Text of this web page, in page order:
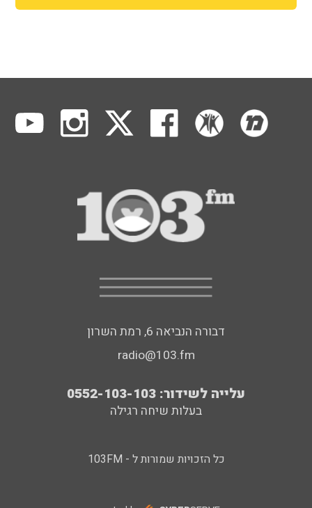
דבורה הנביאה 6, רמת השרון
radio@103.fm
עלייה לשידור: 0552-103-103
בעלות שיחה רגילה
כל הזכויות שמורות ל - 103FM